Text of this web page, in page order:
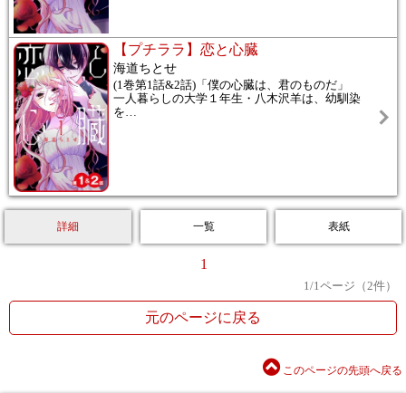
【プチララ】恋と心臓
海道ちとせ
(1巻第1話&2話)「僕の心臓は、君のものだ」
一人暮らしの大学１年生・八木沢羊は、幼馴染
を…
詳細 一覧 表紙
1
1/1ページ（2件）
元のページに戻る
このページの先頭へ戻る